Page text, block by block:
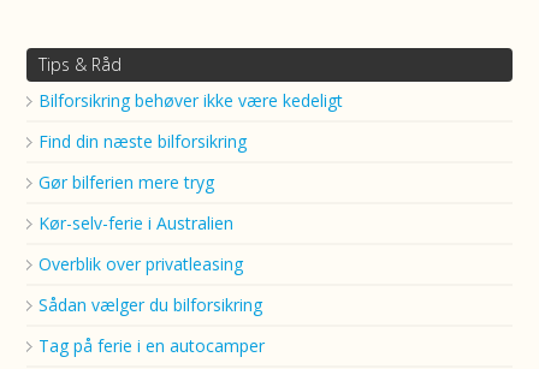
Tips & Råd
Bilforsikring behøver ikke være kedeligt
Find din næste bilforsikring
Gør bilferien mere tryg
Kør-selv-ferie i Australien
Overblik over privatleasing
Sådan vælger du bilforsikring
Tag på ferie i en autocamper